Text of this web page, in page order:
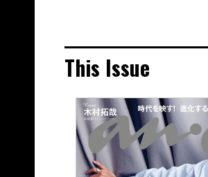
This Issue